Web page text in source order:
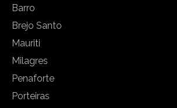
Barro
Brejo Santo
Mauriti
Milagres
Penaforte
Porteiras